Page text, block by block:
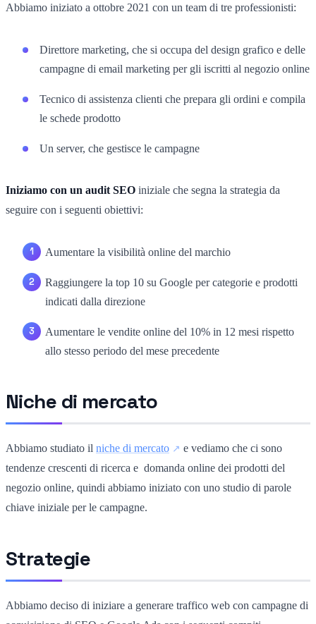
Abbiamo iniziato a ottobre 2021 con un team di tre professionisti:
Direttore marketing, che si occupa del design grafico e delle
campagne di email marketing per gli iscritti al negozio online
Tecnico di assistenza clienti che prepara gli ordini e compila
le schede prodotto
Un server, che gestisce le campagne
Iniziamo con un audit SEO iniziale che segna la strategia da
seguire con i seguenti obiettivi:
Aumentare la visibilità online del marchio
Raggiungere la top 10 su Google per categorie e prodotti
indicati dalla direzione
Aumentare le vendite online del 10% in 12 mesi rispetto
allo stesso periodo del mese precedente
Niche di mercato
Abbiamo studiato il niche di mercato
e vediamo che ci sono
tendenze crescenti di ricerca e domanda online dei prodotti del
negozio online, quindi abbiamo iniziato con uno studio di parole
chiave iniziale per le campagne.
Strategie
Abbiamo deciso di iniziare a generare traffico web con campagne di